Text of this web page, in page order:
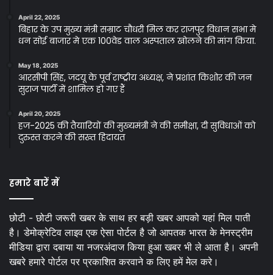
April 22, 2025
बिहार के उप मुख्य मंत्री सम्राट चौधरी मिल कर राजपुर विधान सभा मे
धन सोई बाजार मे एक 100वेड वाल अस्पताल खोलने की मांग किया.
May 18, 2025
आरसीपी सिंह, जदयू के पूर्व राष्ट्रीय अध्यक्ष, ने प्रशांत किशोर की जन
सुराज पार्टी में शामिल हो गए हैं
April 20, 2025
हज-2025 की तैयारियों की मुख्यमंत्री ने की समीक्षा, दी सुविधाओं को
दुरुस्त करने की सख्त हिदायत
हमारे बारें में
छोटी - छोटी जरूरी खबर के साथ हर बड़ी खबर आपको यहां मिल पाती
है। डेमोक्रेटिव लाइव एक ऐसा पोर्टल है जो आपतक भारत के मेनस्ट्रीम
मीडिया द्वारा दबाया या नजरअंदाज किया हुआ खबर भी ले आता है। अपनी
खबरे हमारे पोर्टल पर प्रकाशित करवाने क लिए हमें मेल करे।